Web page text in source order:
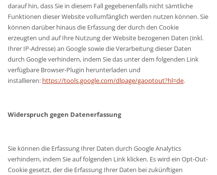
darauf hin, dass Sie in diesem Fall gegebenenfalls nicht sämtliche
Funktionen dieser Website vollumfänglich werden nutzen können. Sie
können darüber hinaus die Erfassung der durch den Cookie
erzeugten und auf Ihre Nutzung der Website bezogenen Daten (inkl.
Ihrer IP-Adresse) an Google sowie die Verarbeitung dieser Daten
durch Google verhindern, indem Sie das unter dem folgenden Link
verfügbare Browser-Plugin herunterladen und
installieren: https://tools.google.com/dlpage/gaoptout?hl=de.
Widerspruch gegen Datenerfassung
Sie können die Erfassung Ihrer Daten durch Google Analytics
verhindern, indem Sie auf folgenden Link klicken. Es wird ein Opt-Out-
Cookie gesetzt, der die Erfassung Ihrer Daten bei zukünftigen